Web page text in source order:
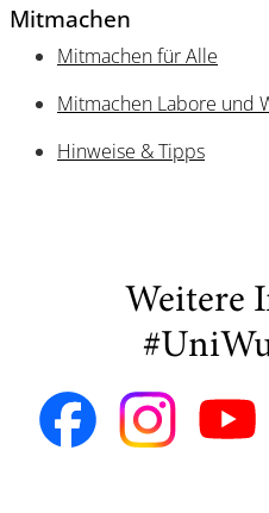
Mitmachen
Mitmachenfür Alle
Mitmachen Labore und
Hinweise & Tipps
Weitere